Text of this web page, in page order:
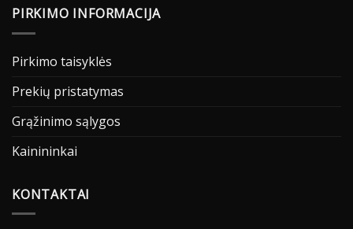
PIRKIMO INFORMACIJA
Pirkimo taisyklės
Prekių pristatymas
Grąžinimo sąlygos
Kainininkai
KONTAKTAI